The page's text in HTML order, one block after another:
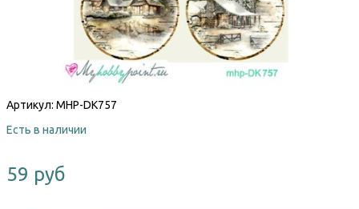
Артикул: MHP-DK757
Есть в наличии
59 руб